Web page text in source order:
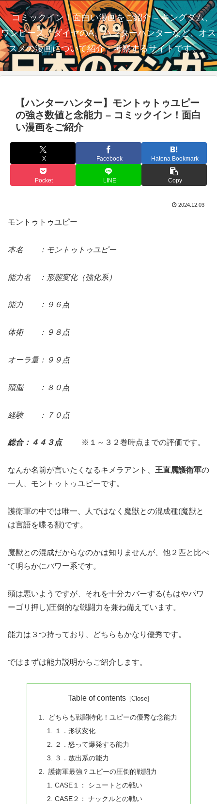
コミックイン！面白い漫画をご紹介 – キングダム、
ワンピース、ダイヤのA、ハンターハンターなど、オス
スメの漫画について紹介・考察するサイトです。
【ハンターハンター】モントゥトゥユピー
の強さ数値と念能力 – コミックイン！面白
い漫画をご紹介
X Facebook Hatena Bookmark
Pocket LINE Copy
2024.12.03
モントゥトゥユピー
本名 ：モントゥトゥユピー
能力名 ：形態変化（強化系）
能力 ：９６点
体術 ：９８点
オーラ量：９９点
頭脳 ：８０点
経験 ：７０点
総合：４４３点 ※１～３２巻時点までの評価です。
なんか名前が言いたくなるキメラアント、 王直属護衛軍の
一人、モントゥトゥユピーです。
護衛軍の中では唯一、人ではなく魔獣との混成種(魔獣と
は言語を喋る獣)です。
魔獣との混成だからなのかは知りませんが、他２匹と比べ
て明らかにパワー系です。
頭は悪いようですが、それを十分カバーする(もはやパワ
ーゴリ押し)圧倒的な戦闘力を兼ね備えています。
能力は３つ持っており、どちらもかなり優秀です。
ではまずは能力説明からご紹介します。
Table of contents
どちらも戦闘特化！ユピーの優秀な念能力
１．形状変化
２．怒って爆発する能力
３．放出系の能力
護衛軍最強？ユピーの圧倒的戦闘力
CASE１： シュートとの戦い
CASE２： ナックルとの戦い